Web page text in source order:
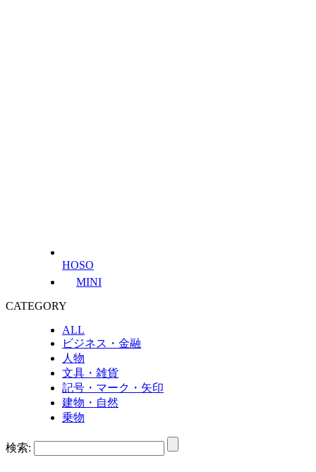
HOSO
MINI
CATEGORY
ALL
ビジネス・金融
人物
文具・雑貨
記号・マーク・矢印
建物・自然
乗物
検索: